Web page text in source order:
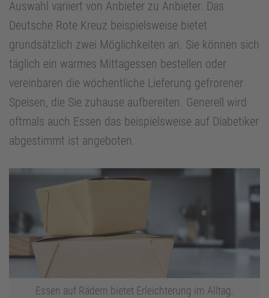
Auswahl variiert von Anbieter zu Anbieter. Das
Deutsche Rote Kreuz beispielsweise bietet
grundsätzlich zwei Möglichkeiten an. Sie können sich
täglich ein warmes Mittagessen bestellen oder
vereinbaren die wöchentliche Lieferung gefrorener
Speisen, die Sie zuhause aufbereiten. Generell wird
oftmals auch Essen das beispielsweise auf Diabetiker
abgestimmt ist angeboten.
Essen auf Rädern bietet Erleichterung im Alltag.